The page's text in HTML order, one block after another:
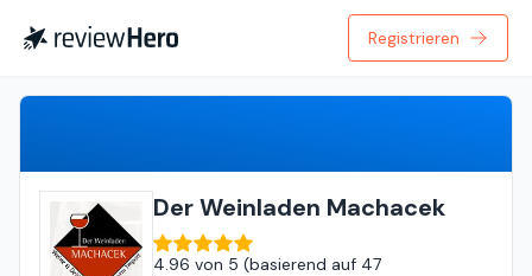
Registrieren
Der Weinladen Machacek
4.96 von 5 (basierend auf 47